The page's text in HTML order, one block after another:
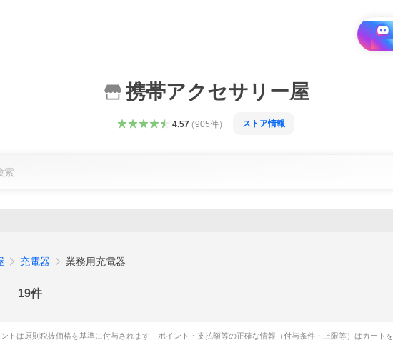
i と探
携帯アクセサリー屋
4.57（905件） ストア情報
充電器 業務用充電器
19件
ントは原則税抜価格を基準に付与されます｜ポイント・支払額等の正確な情報（付与条件・上限等）はカート